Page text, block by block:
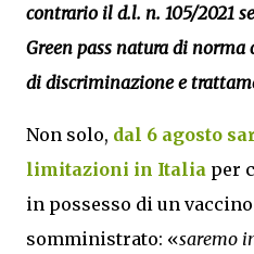
contrario il d.l. n. 105/2021
Green pass natura di
di discriminazione e
Non solo, dal 6 agosto
limitazioni in Italia per
in possesso di un
somministrato: «saremo